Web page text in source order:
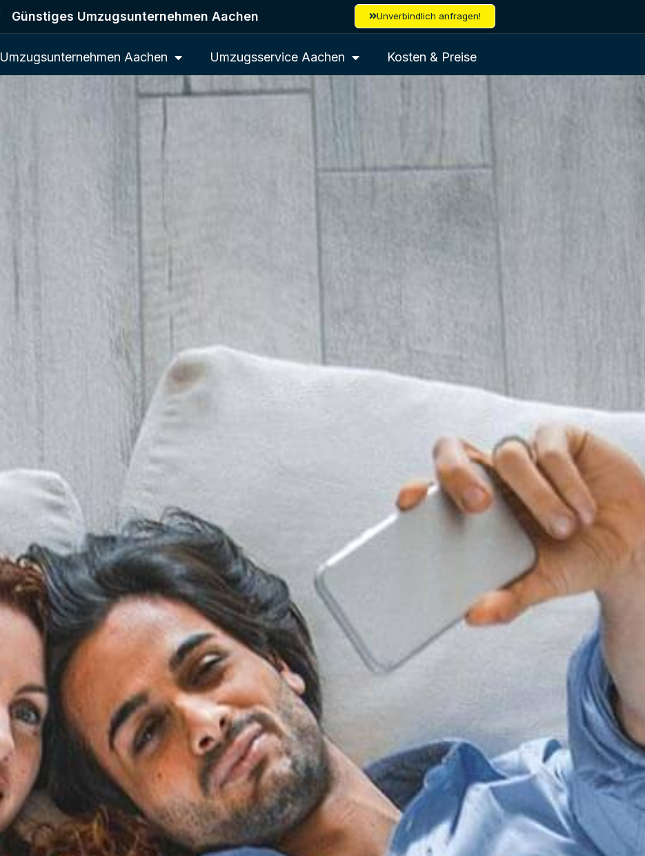
Günstiges Umzugsunternehmen Aachen Unverbindlich anfragen!
Umzugsunternehmen Aachen Umzugsservice Aachen Kosten & Preise